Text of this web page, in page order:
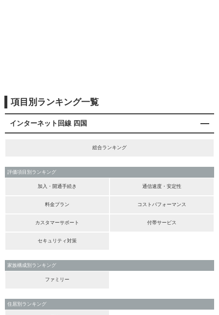
項目別ランキング一覧
インターネット回線 四国
総合ランキング
評価項目別ランキング
加入・開通手続き 通信速度・安定性
料金プラン コストパフォーマンス
カスタマーサポート 付帯サービス
セキュリティ対策
家族構成別ランキング
ファミリー
住居別ランキング